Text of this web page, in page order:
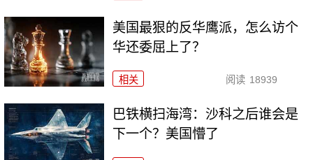
美国最狠的反华鹰派，怎么访个
华还委屈上了？
相关 阅读 18939
巴铁横扫海湾：沙科之后谁会是
下一个？美国懵了